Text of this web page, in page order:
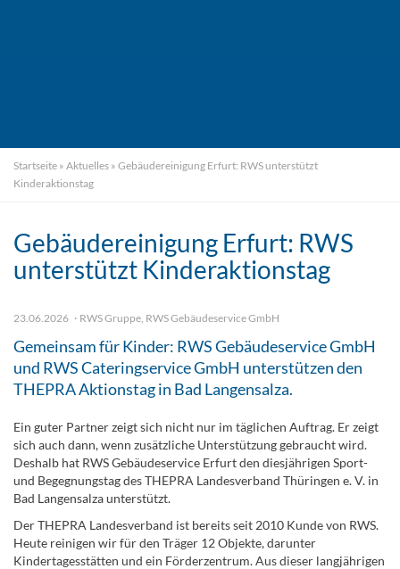
Startseite » Aktuelles » Gebäudereinigung Erfurt: RWS unterstützt
Kinderaktionstag
Gebäudereinigung Erfurt: RWS
unterstützt Kinderaktionstag
23.06.2026 RWS Gruppe RWS Gebäudeservice GmbH
Gemeinsam für Kinder: RWS Gebäudeservice GmbH
und RWS Cateringservice GmbH unterstützen den
THEPRA Aktionstag in Bad Langensalza.
Ein guter Partner zeigt sich nicht nur im täglichen Auftrag. Er zeigt
sich auch dann, wenn zusätzliche Unterstützung gebraucht wird.
Deshalb hat RWS Gebäudeservice Erfurt den diesjährigen Sport-
und Begegnungstag des THEPRA Landesverband Thüringen e. V. in
Bad Langensalza unterstützt.
Der THEPRA Landesverband ist bereits seit 2010 Kunde von RWS.
Heute reinigen wir für den Träger 12 Objekte, darunter
Kindertagesstätten und ein Förderzentrum. Aus dieser langjährigen